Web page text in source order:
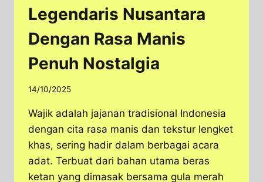
Legendaris Nusantara
Dengan Rasa Manis
Penuh Nostalgia
14/10/2025
Wajik adalah jajanan tradisional Indonesia
dengan cita rasa manis dan tekstur lengket
khas, sering hadir dalam berbagai acara
adat. Terbuat dari bahan utama beras
ketan yang dimasak bersama gula merah